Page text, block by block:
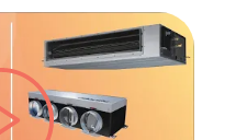
lire la vidéo